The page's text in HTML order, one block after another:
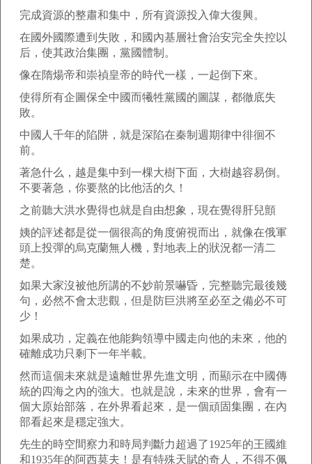
完成資源的整肅和集中，所有資源投入偉大復興。
在國外國際遭到失敗，和國內基層社會治安完全失控以
后，使其政治集團，黨國體制。
像在隋煬帝和崇禎皇帝的時代一樣，一起倒下來。
使得所有企圖保全中國而犧牲黨國的圖謀，都徹底失
敗。
中國人千年的陷阱，就是深陷在秦制週期律中徘徊不
前。
著急什么，越是集中到一棵大樹下面，大樹越容易倒。
不要著急，你要熬的比他活的久！
之前聽大洪水覺得也就是自由想象，現在覺得肝兒顫
姨的評述都是從一個很高的角度俯視而出，就像在俄軍
頭上投彈的烏克蘭無人機，對地表上的狀況都一清二
楚。
如果大家沒被他所講的不妙前景嚇昏，完整聽完最後幾
句，必然不會太悲觀，但是防巨洪將至必至之備必不可
少！
如果成功，定義在他能夠領導中國走向他的未來，他的
確離成功只剩下一年半載。
然而這個未來就是遠離世界先進文明，而顯示在中國傳
統的四海之內的強大。也就是說，未來的世界，會有一
個大原始部落，在外界看起來，是一個頑固集團，在內
部看起來是穩定強大。
先生的時空間察力和時局判斷力超過了1925年的王國維
和1935年的阿西莫夫！是有特殊天賦的奇人，不得不佩